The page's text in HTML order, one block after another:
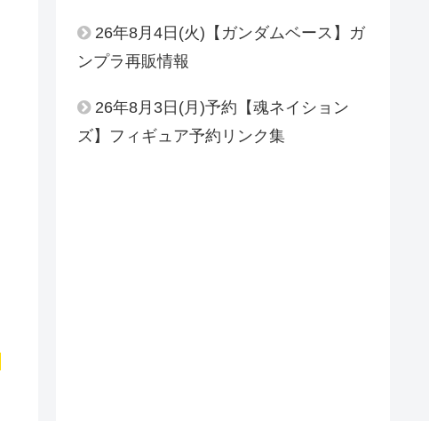
26年8月4日(火)【ガンダムベース】ガ
ンプラ再販情報
26年8月3日(月)予約【魂ネイション
ズ】フィギュア予約リンク集